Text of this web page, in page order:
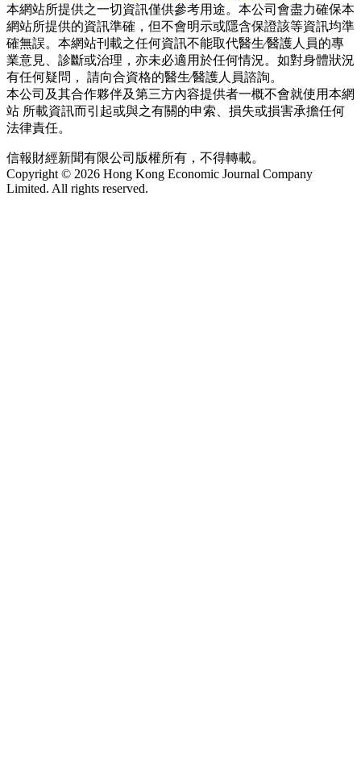
本網站所提供之一切資訊僅供參考用途。本公司會盡力確保本
網站所提供的資訊準確，但不會明示或隱含保證該等資訊均準
確無誤。本網站刊載之任何資訊不能取代醫生∕醫護人員的專
業意見、診斷或治理，亦未必適用於任何情況。如對身體狀況
有任何疑問， 請向合資格的醫生∕醫護人員諮詢。
本公司及其合作夥伴及第三方內容提供者一概不會就使用本網
站 所載資訊而引起或與之有關的申索、損失或損害承擔任何
法律責任。
信報財經新聞有限公司版權所有，不得轉載。
Copyright © 2026 Hong Kong Economic Journal Company
Limited. All rights reserved.